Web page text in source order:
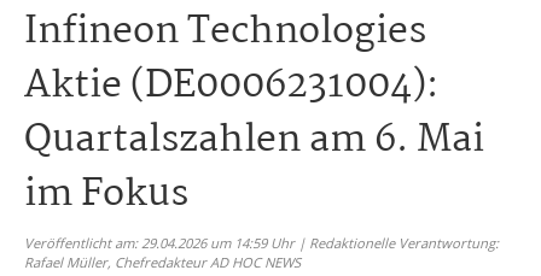
Infineon Technologies
Aktie (DE0006231004):
Quartalszahlen am 6. Mai
im Fokus
Veröffentlicht am: 29.04.2026 um 14:59 Uhr | Redaktionelle Verantwortung:
Rafael Müller, Chefredakteur AD HOC NEWS